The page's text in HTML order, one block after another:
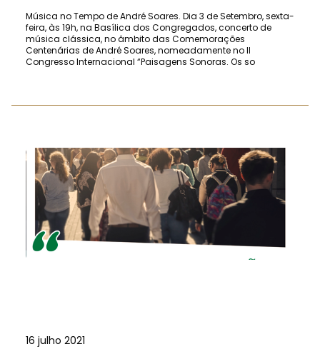
Música no Tempo de André Soares. Dia 3 de Setembro, sexta-
feira, às 19h, na Basílica dos Congregados, concerto de
música clássica, no âmbito das Comemorações
Centenárias de André Soares, nomeadamente no II
Congresso Internacional “Paisagens Sonoras. Os so
16 julho 2021